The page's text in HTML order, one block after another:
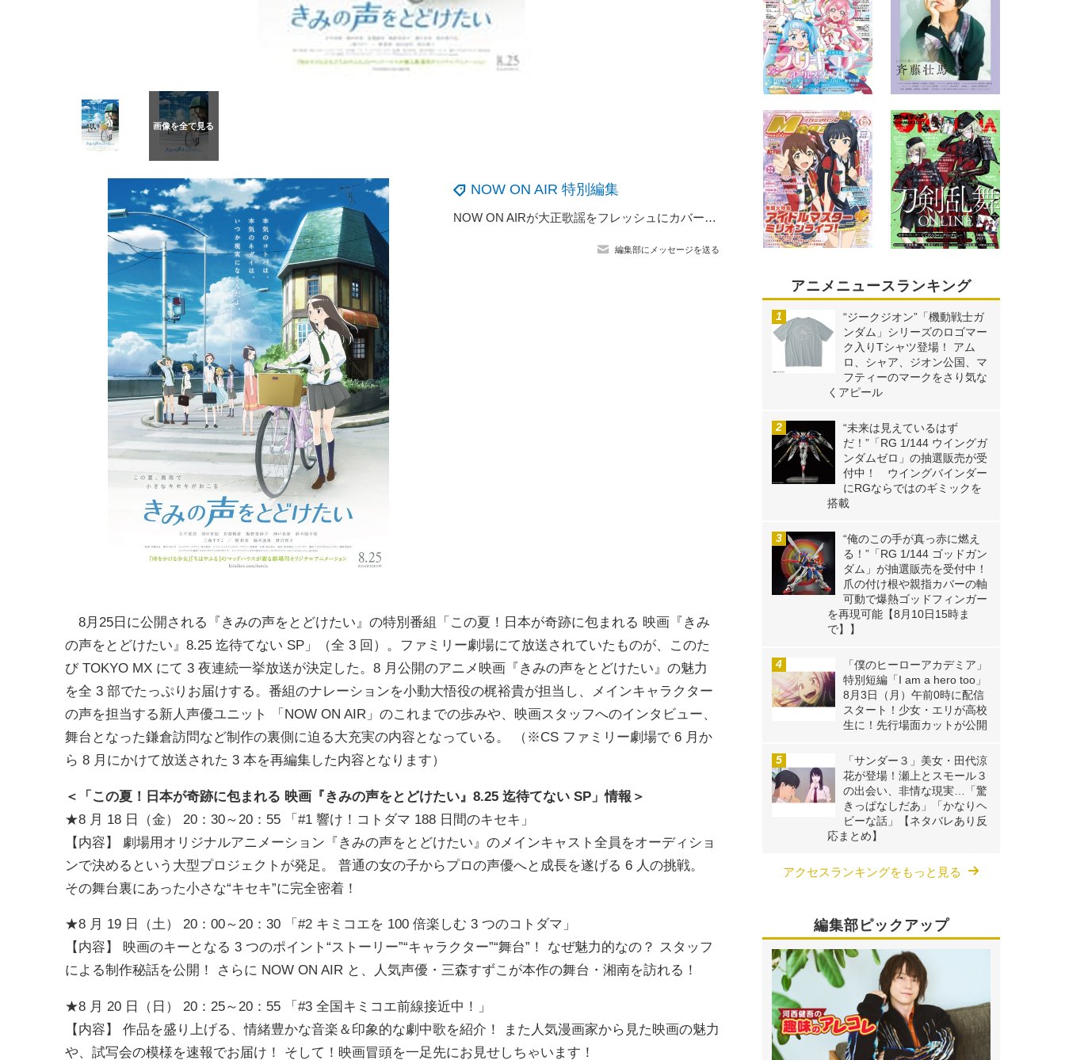
NOW ON AIR 特別編集
NOW ON AIRが大正歌謡をフレッシュにカバー！【インタビュー】
編集部にメッセージを送る
8月25日に公開される『きみの声をとどけたい』の特別番組「この夏！日本が奇跡に包まれる 映画『きみ
の声をとどけたい』8.25 迄待てない SP」（全 3 回）。ファミリー劇場にて放送されていたものが、このた
び TOKYO MX にて 3 夜連続一挙放送が決定した。8 月公開のアニメ映画『きみの声をとどけたい』の魅力
を全 3 部でたっぷりお届けする。番組のナレーションを小動大悟役の梶裕貴が担当し、メインキャラクター
の声を担当する新人声優ユニット 「NOW ON AIR」のこれまでの歩みや、映画スタッフへのインタビュー、
舞台となった鎌倉訪問など制作の裏側に迫る大充実の内容となっている。 （※CS ファミリー劇場で 6 月か
ら 8 月にかけて放送された 3 本を再編集した内容となります）
＜「この夏！日本が奇跡に包まれる 映画『きみの声をとどけたい』8.25 迄待てない SP」情報＞
★8 月 18 日（金） 20：30～20：55 「#1 響け！コトダマ 188 日間のキセキ」
【内容】 劇場用オリジナルアニメーション『きみの声をとどけたい』のメインキャスト全員をオーディショ
ンで決めるという大型プロジェクトが発足。 普通の女の子からプロの声優へと成長を遂げる 6 人の挑戦。
その舞台裏にあった小さな“キセキ”に完全密着！
★8 月 19 日（土） 20：00～20：30 「#2 キミコエを 100 倍楽しむ 3 つのコトダマ」
【内容】 映画のキーとなる 3 つのポイント“ストーリー”“キャラクター”“舞台”！ なぜ魅力的なの？ スタッフ
による制作秘話を公開！ さらに NOW ON AIR と、人気声優・三森すずこが本作の舞台・湘南を訪れる！
★8 月 20 日（日） 20：25～20：55 「#3 全国キミコエ前線接近中！」
【内容】 作品を盛り上げる、情緒豊かな音楽＆印象的な劇中歌を紹介！ また人気漫画家から見た映画の魅力
や、試写会の模様を速報でお届け！ そして！映画冒頭を一足先にお見せしちゃいます！
アニメニュースランキング
“ジークジオン”「機動戦士ガ
ンダム」シリーズのロゴマー
ク入りTシャツ登場！ アム
ロ、シャア、ジオン公国、マ
フティーのマークをさり気な
くアピール
“未来は見えているはず
だ！”「RG 1/144 ウイングガ
ンダムゼロ」の抽選販売が受
付中！ ウイングバインダー
にRGならではのギミックを
搭載
“俺のこの手が真っ赤に燃え
る！”「RG 1/144 ゴッドガン
ダム」が抽選販売を受付中！
爪の付け根や親指カバーの軸
可動で爆熱ゴッドフィンガー
を再現可能【8月10日15時ま
で】】
「僕のヒーローアカデミア」
特別短編「I am a hero too」
8月3日（月）午前0時に配信
スタート！少女・エリが高校
生に！先行場面カットが公開
「サンダー３」美女・田代涼
花が登場！瀬上とスモール３
の出会い、非情な現実…「驚
きっぱなしだあ」「かなりヘ
ビーな話」【ネタバレあり反
応まとめ】
アクセスランキングをもっと見る
編集部ピックアップ